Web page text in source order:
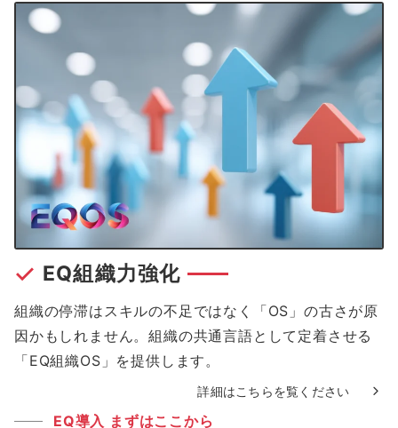
EQ組織力強化
組織の停滞はスキルの不足ではなく「OS」の古さが原
因かもしれません。組織の共通言語として定着させる
「EQ組織OS」を提供します。
詳細はこちらを覧ください
EQ導入 まずはここから